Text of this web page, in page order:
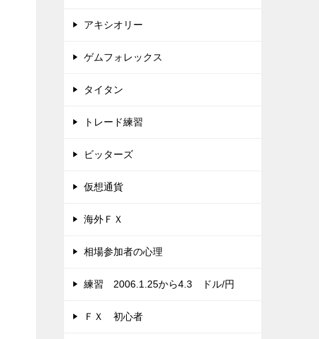
アキシオリー
ゲムフォレックス
タイタン
トレード練習
ビッターズ
仮想通貨
海外ＦＸ
相場参加者の心理
練習 2006.1.25から4.3 ドル/円
ＦＸ 初心者